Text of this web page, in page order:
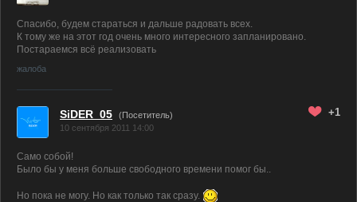
Спасибо, будем стараться и дальше радовать всех.
К тому же на этот год очень много интересного запланировано.
Постараемся всё реализовать
жалоба
SiDER_05
(Посетитель)
10 сентября 2011 14:00
+1
Само собой!
Было бы у меня больше свободного времени помог бы..
Но пока не могу. Но как только так сразу.